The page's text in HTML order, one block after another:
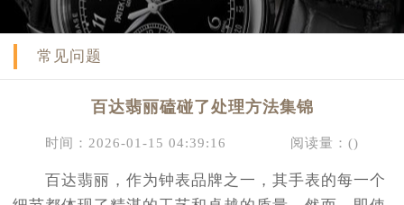
常见问题
百达翡丽磕碰了处理方法集锦
时间：2026-01-15 04:39:16 阅读量：()
百达翡丽，作为钟表品牌之一，其手表的每一个